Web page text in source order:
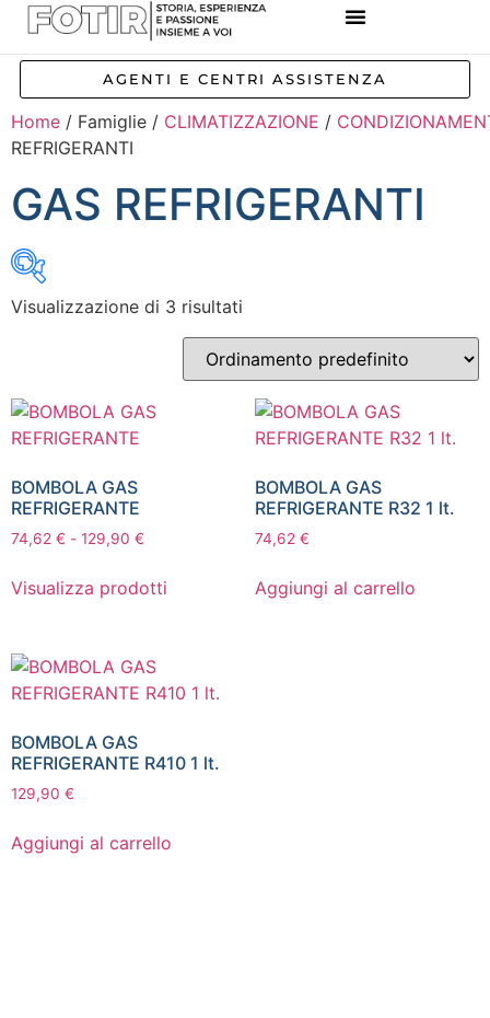
AGENTI E CENTRI ASSISTENZA
Home / Famiglie / CLIMATIZZAZIONE /
REFRIGERANTI
GAS REFRIGERANTI
Inizia a digitare per attivare la ricerca
Visualizzazione di 3 risultati
BOMBOLA GAS
REFRIGERANTE
74,62 € - 129,90 €
Visualizza prodotti
BOMBOLA GAS
REFRIGERANTE R32 1 lt.
74,62 €
Aggiungi al carrello
BOMBOLA GAS
REFRIGERANTE R410 1 lt.
129,90 €
Aggiungi al carrello